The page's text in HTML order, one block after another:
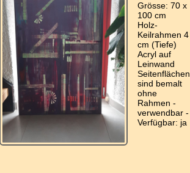
Grösse: 70 x
100 cm
Holz-
Keilrahmen 4
cm (Tiefe)
Acryl auf
Leinwand
Seitenflächen
sind bemalt
ohne
Rahmen -
verwendbar -